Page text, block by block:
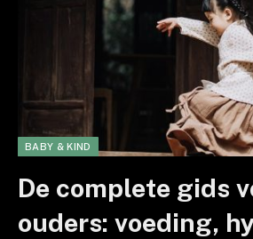
BABY & KIND
De complete gids
ouders: voeding,